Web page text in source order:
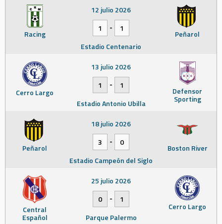
Racing Peñarol
12 julio 2026
1
-
1
Estadio Centenario
Cerro Largo Defensor
Sporting
13 julio 2026
1
-
1
Estadio Antonio Ubilla
Peñarol Boston River
18 julio 2026
3
-
0
Estadio Campeón del Siglo
Central
Español
Cerro Largo
25 julio 2026
0
-
1
Parque Palermo